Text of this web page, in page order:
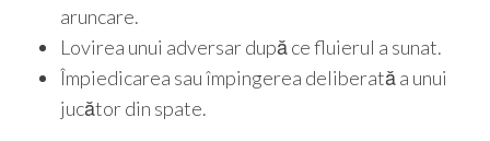
aruncare.
Lovirea unui adversar după ce fluierul a sunat.
Împiedicarea sau împingerea deliberată a unui
jucător din spate.